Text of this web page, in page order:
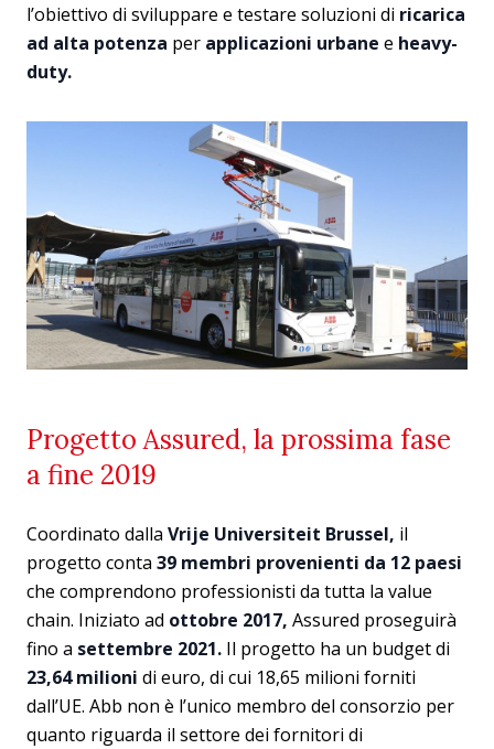
l’obiettivo di sviluppare e testare soluzioni di ricarica
ad alta potenza per applicazioni urbane e heavy-
duty.
Progetto Assured, la prossima fase
a fine 2019
Coordinato dalla Vrije Universiteit Brussel, il
progetto conta 39 membri provenienti da 12 paesi
che comprendono professionisti da tutta la value
chain. Iniziato ad ottobre 2017, Assured proseguirà
fino a settembre 2021. Il progetto ha un budget di
23,64 milioni di euro, di cui 18,65 milioni forniti
dall’UE. Abb non è l’unico membro del consorzio per
quanto riguarda il settore dei fornitori di